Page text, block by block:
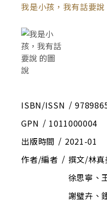
我是小孩，我有話要說
ISBN/ISSN
GPN
1011000004
出版時間
2021-01
作者/編者
撰文/林真
徐思寧、
謝璧卉、